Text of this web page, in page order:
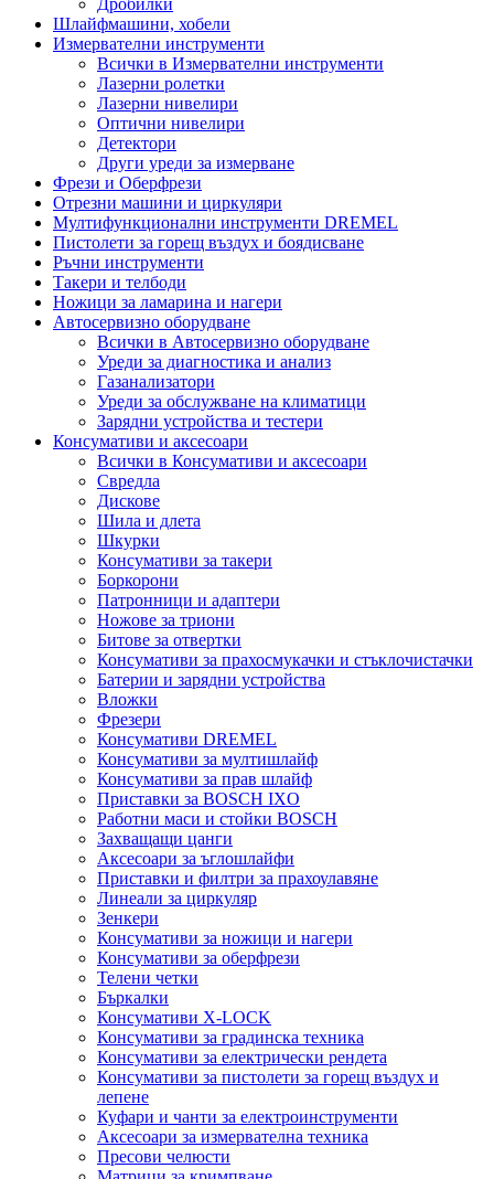
Дробилки
Шлайфмашини, хобели
Измервателни инструменти
Всички в Измервателни инструменти
Лазерни ролетки
Лазерни нивелири
Оптични нивелири
Детектори
Други уреди за измерване
Фрези и Оберфрези
Отрезни машини и циркуляри
Мултифункционални инструменти DREMEL
Пистолети за горещ въздух и боядисване
Ръчни инструменти
Такери и телбоди
Ножици за ламарина и нагери
Автосервизно оборудване
Всички в Автосервизно оборудване
Уреди за диагностика и анализ
Газанализатори
Уреди за обслужване на климатици
Зарядни устройства и тестери
Консумативи и аксесоари
Всички в Консумативи и аксесоари
Свредла
Дискове
Шила и длета
Шкурки
Консумативи за такери
Боркорони
Патронници и адаптери
Ножове за триони
Битове за отвертки
Консумативи за прахосмукачки и стъклочистачки
Батерии и зарядни устройства
Вложки
Фрезери
Консумативи DREMEL
Консумативи за мултишлайф
Консумативи за прав шлайф
Приставки за BOSCH IXO
Работни маси и стойки BOSCH
Захващащи цанги
Аксесоари за ъглошлайфи
Приставки и филтри за прахоулавяне
Линеали за циркуляр
Зенкери
Консумативи за ножици и нагери
Консумативи за оберфрези
Телени четки
Бъркалки
Консумативи X-LOCK
Консумативи за градинска техника
Консумативи за електрически рендета
Консумативи за пистолети за горещ въздух и
лепене
Куфари и чанти за електроинструменти
Аксесоари за измервателна техника
Пресови челюсти